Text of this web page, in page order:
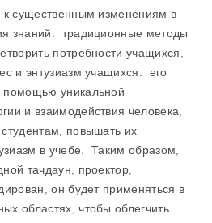
к существенным изменениям в
знаний. традиционные методы
потребности учащихся,
и энтузиазм учащихся. его
помощью уникальной
и взаимодействия человека,
повышать их
в учебе. Таким образом,
тачдаун, проектор,
он будет применяться в
областях, чтобы облегчить